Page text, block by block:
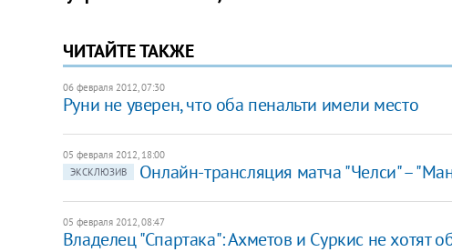
ЧИТАЙТЕ ТАКЖЕ
06 февраля 2012, 07:30
Руни не уверен, что оба пенальти имели место
05 февраля 2012, 18:00
ЭКСКЛЮЗИВ
Онлайн-трансляция матча "Челси" –
05 февраля 2012, 08:47
Владелец "Спартака": Ахметов и Суркис не хотят